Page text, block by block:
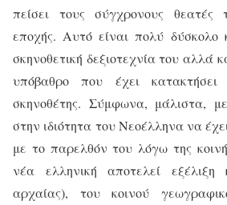
πείσει τους σύγχρονους θεατές
εποχής. Αυτό είναι πολύ δύσκολο
σκηνοθετική δεξιοτεχνία του αλλά
υπόβαθρο που έχει
σκηνοθέτης. Σύμφωνα, μάλιστα,
στην ιδιότητα του Νεοέλληνα να
με το παρελθόν του λόγω της
νέα ελληνική αποτελεί εξέλιξη
αρχαίας), του κοινού